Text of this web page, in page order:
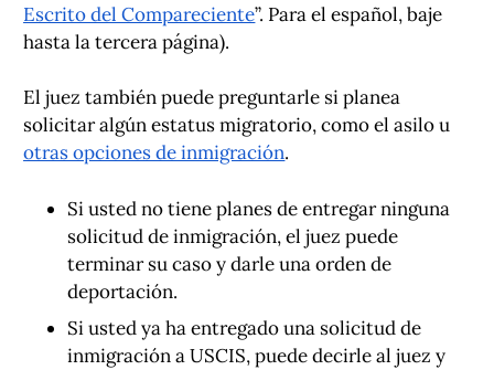
Escrito del Compareciente”. Para el español, baje
hasta la tercera página).
El juez también puede preguntarle si planea
solicitar algún estatus migratorio, como el asilo u
otras opciones de inmigración.
Si usted no tiene planes de entregar ninguna
solicitud de inmigración, el juez puede
terminar su caso y darle una orden de
deportación.
Si usted ya ha entregado una solicitud de
inmigración a USCIS, puede decirle al juez y